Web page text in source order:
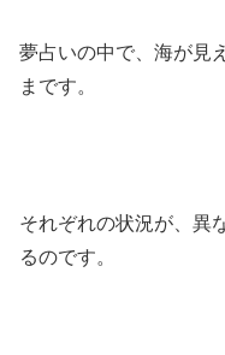
夢占いの中で、海が見
まです。
それぞれの状況が、異
るのです。